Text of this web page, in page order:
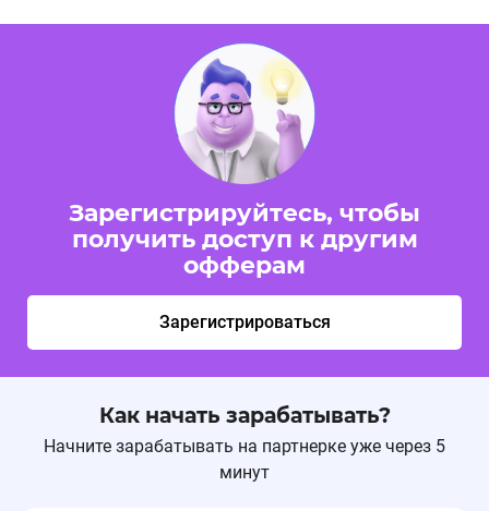
Зарегистрируйтесь, чтобы
получить доступ к другим
офферам
Зарегистрироваться
Как начать зарабатывать?
Начните зарабатывать на партнерке уже через 5
минут